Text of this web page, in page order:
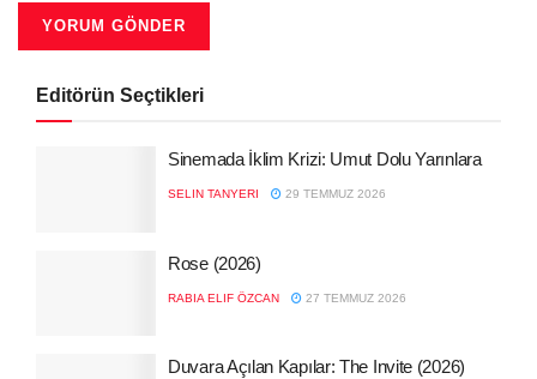
Editörün Seçtikleri
Sinemada İklim Krizi: Umut Dolu Yarınlara
SELIN TANYERI 29 TEMMUZ 2026
Rose (2026)
RABIA ELIF ÖZCAN 27 TEMMUZ 2026
Duvara Açılan Kapılar: The Invite (2026)